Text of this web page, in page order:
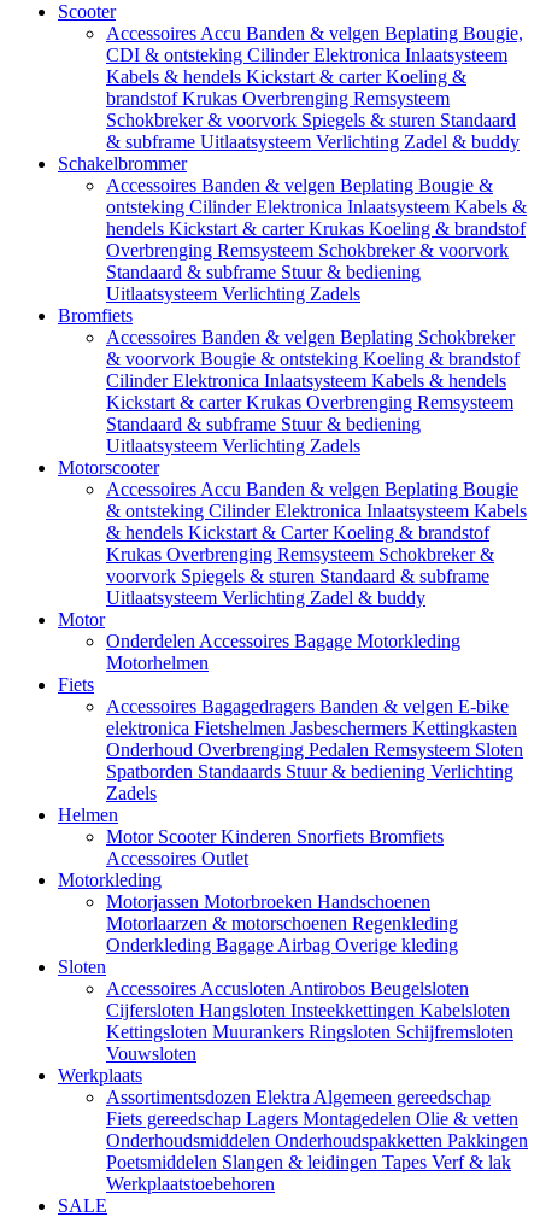
Scooter
Accessoires Accu Banden & velgen Beplating Bougie,
CDI & ontsteking CilinderElektronica Inlaatsysteem
Kabels & hendels Kickstart & carterKoeling &
brandstofKrukas Overbrenging Remsysteem
Schokbreker & voorvork Spiegels & sturen Standaard
& subframe Uitlaatsysteem Verlichting Zadel & buddy
Schakelbrommer
Accessoires Banden & velgen Beplating Bougie &
ontsteking CilinderElektronica Inlaatsysteem Kabels &
hendels Kickstart & carterKrukas Koeling & brandstof
Overbrenging Remsysteem Schokbreker & voorvork
Standaard & subframe Stuur & bediening
Uitlaatsysteem Verlichting Zadels
Bromfiets
Accessoires Banden & velgen Beplating Schokbreker
& voorvork Bougie & ontsteking Koeling & brandstof
CilinderElektronica Inlaatsysteem Kabels & hendels
Kickstart & carterKrukas Overbrenging Remsysteem
Standaard & subframe Stuur & bediening
Uitlaatsysteem Verlichting Zadels
Motorscooter
Accessoires Accu Banden & velgen Beplating Bougie
& ontsteking CilinderElektronica Inlaatsysteem Kabels
& hendels Kickstart & CarterKoeling & brandstof
Krukas Overbrenging Remsysteem Schokbreker &
voorvork Spiegels & sturen Standaard & subframe
Uitlaatsysteem Verlichting Zadel & buddy
Motor
Onderdelen Accessoires Bagage Motorkleding
Motorhelmen
Fiets
Accessoires Bagagedragers Banden & velgen E-bike
elektronica Fietshelmen Jasbeschermers Kettingkasten
Onderhoud Overbrenging Pedalen Remsysteem Sloten
Spatborden Standaards Stuur & bediening Verlichting
Zadels
Helmen
Motor ScooterKinderen Snorfiets Bromfiets
Accessoires Outlet
Motorkleding
Motorjassen Motorbroeken Handschoenen
Motorlaarzen & motorschoenen Regenkleding
Onderkleding Bagage Airbag Overige kleding
Sloten
Accessoires Accusloten Antirobos Beugelsloten
Cijfersloten Hangsloten Insteekkettingen Kabelsloten
Kettingsloten Muurankers Ringsloten Schijfremsloten
Vouwsloten
Werkplaats
Assortimentsdozen Elektra Algemeen gereedschap
Fiets gereedschap Lagers Montagedelen Olie & vetten
Onderhoudsmiddelen Onderhoudspakketten Pakkingen
Poetsmiddelen Slangen & leidingen Tapes Verf & lak
Werkplaatstoebehoren
SALE